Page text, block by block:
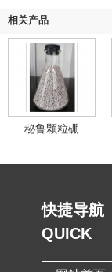
相关产品
秘鲁颗粒硼
快捷导航
QUICK